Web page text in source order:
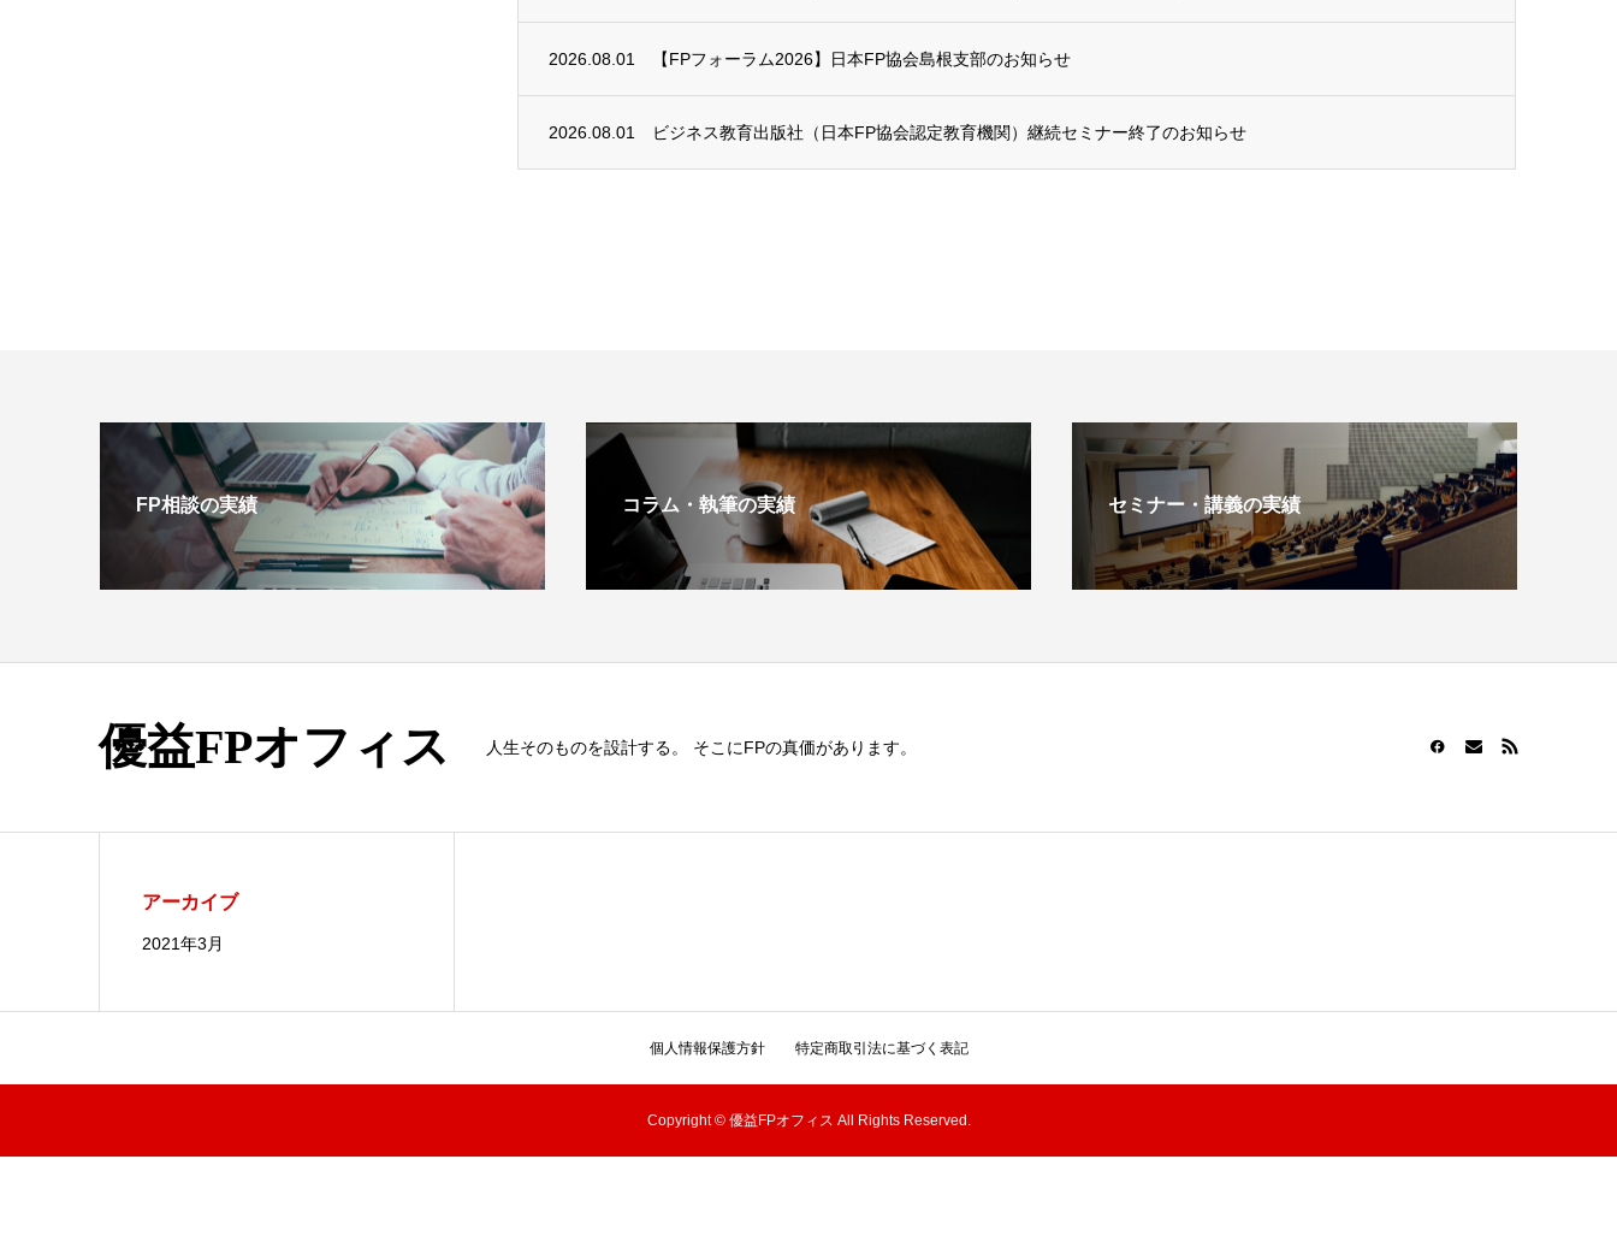
2026.08.01 【FPフォーラム2026】日本FP協会島根支部のお知らせ
2026.08.01 ビジネス教育出版社（日本FP協会認定教育機関）継続セミナー終了のお知らせ
FP相談の実績 コラム・執筆の実績 セミナー・講義の実績
優益FPオフィス 人生そのものを設計する。 そこにFPの真価があります。
アーカイブ
2021年3月
個人情報保護方針 特定商取引法に基づく表記
Copyright © 優益FPオフィス All Rights Reserved.